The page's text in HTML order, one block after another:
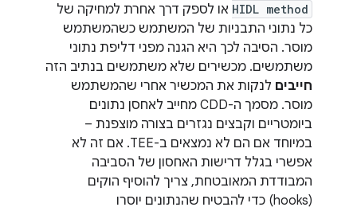
HIDL method או לספק דרך אחרת למחיקה של
כל נתוני התבניות של המשתמש כשהמשתמש
מוסר. הסיבה לכך היא הגנה מפני דליפת נתוני
משתמשים. מכשירים שלא משתמשים בנתיב הזה
חייבים לנקות את המכשיר אחרי שהמשתמש
מוסר. מסמך ה-CDD מחייב לאחסן נתונים
ביומטריים וקבצים נגזרים בצורה מוצפנת –
במיוחד אם הם לא נמצאים ב-TEE. אם זה לא
אפשרי בגלל דרישות האחסון של הסביבה
המבודדת המאובטחת, צריך להוסיף הוקים
(hooks) כדי להבטיח שהנתונים יוסרו